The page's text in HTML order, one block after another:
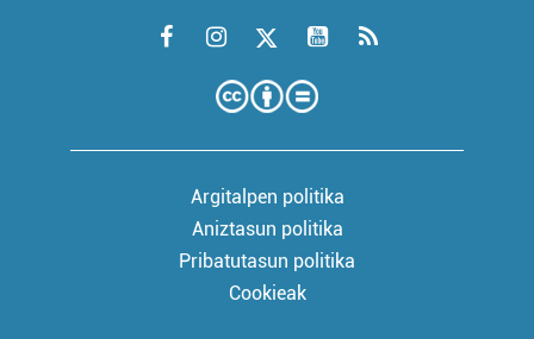
Argitalpen politika
Aniztasun politika
Pribatutasun politika
Cookieak